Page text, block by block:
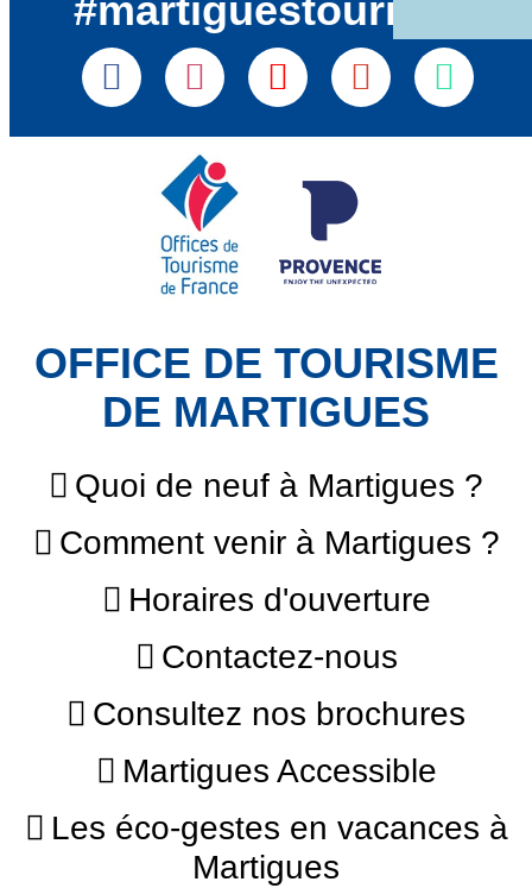
#martiguestourisme
OFFICE DE TOURISME
DE MARTIGUES
Quoi de neuf à Martigues ?
Comment venir à Martigues ?
Horaires d'ouverture
Contactez-nous
Consultez nos brochures
Martigues Accessible
Les éco-gestes en vacances à
Martigues